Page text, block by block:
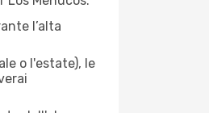
l’alta
o l'estate), le